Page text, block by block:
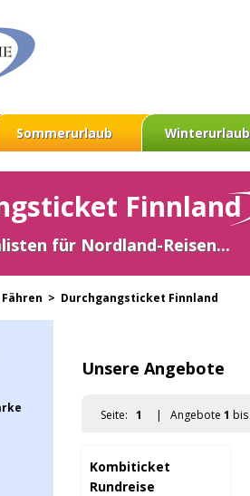
Sommerurlaub Winterurlaub
Finnland
für Nordland-Reisen...
Fähren > Durchgangsticket Finnland
Unsere Angebote
Seite: 1 | Angebote 1 bis
Kombiticket
Rundreise